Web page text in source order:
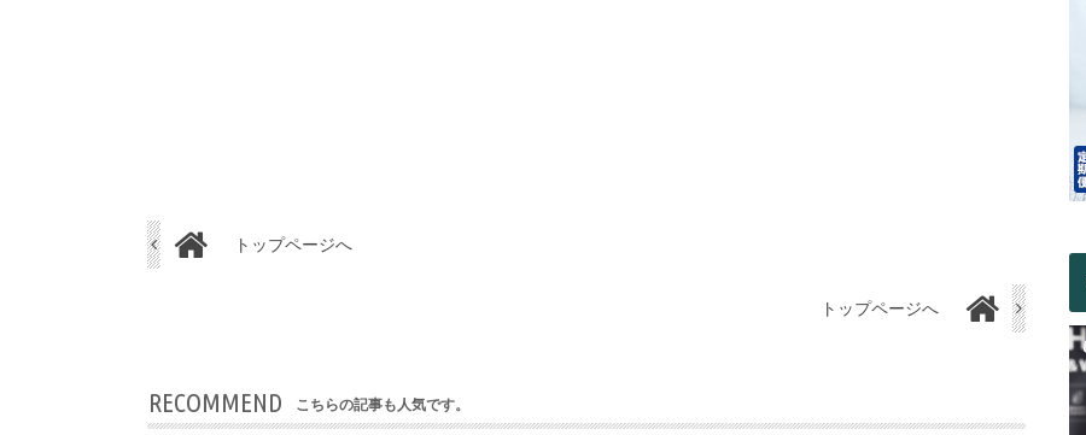
トップページへ
トップページへ
RECOMMEND こちらの記事も人気です。